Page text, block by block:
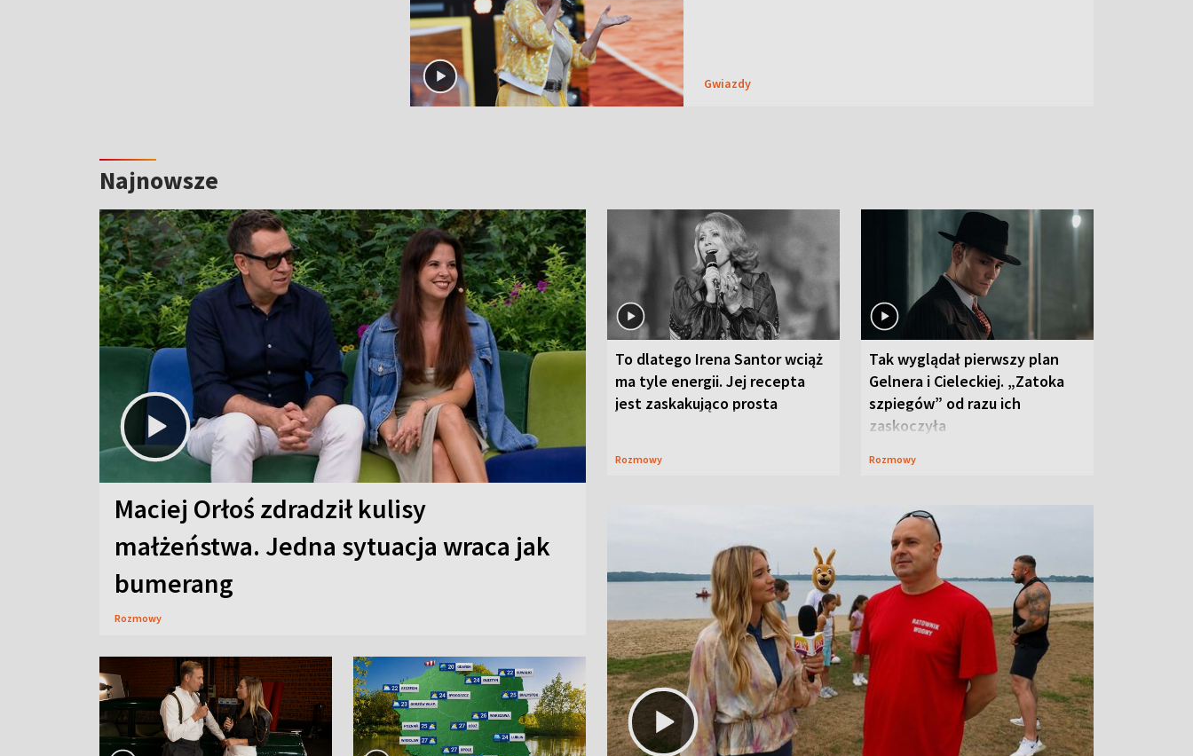
Gwiazdy
Najnowsze
Maciej Orłoś zdradził kulisy
małżeństwa. Jedna sytuacja wraca jak
bumerang
Rozmowy
To dlatego Irena Santor wciąż
ma tyle energii. Jej recepta
jest zaskakująco prosta
Rozmowy
Tak wyglądał pierwszy plan
Gelnera i Cieleckiej. „Zatoka
szpiegów” od razu ich
zaskoczyła
Rozmowy